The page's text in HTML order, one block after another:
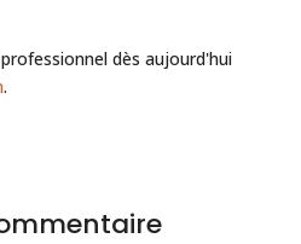
dès aujourd'hui
.